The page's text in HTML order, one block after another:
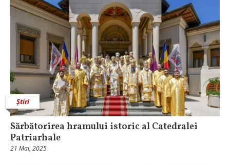
Știri
Sărbătorirea hramului istoric al Catedralei
Patriarhale
21 Mai, 2025